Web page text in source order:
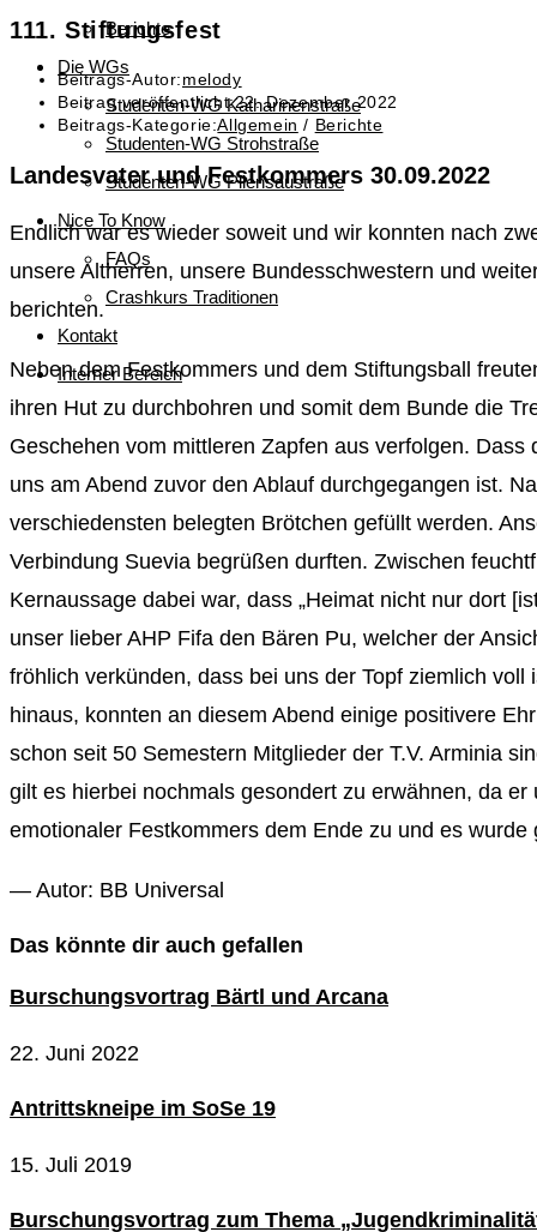
Berichte
Die WGs
Studenten-WG Katharinenstraße
Studenten-WG Strohstraße
Studenten-WG Pliensaustraße
Nice To Know
FAQs
Crashkurs Traditionen
Kontakt
Interner Bereich
111. Stiftungsfest
Beitrags-Autor:melody
Beitrag veröffentlicht:22. Dezember 2022
Beitrags-Kategorie:Allgemein / Berichte
Landesvater und Festkommers 30.09.2022
Endlich war es wieder soweit und wir konnten nach
unsere Altherren, unsere Bundesschwestern und
berichten.
Neben dem Festkommers und dem Stiftungsball
ihren Hut zu durchbohren und somit dem Bunde die
Geschehen vom mittleren Zapfen aus verfolgen.
uns am Abend zuvor den Ablauf durchgegangen ist.
verschiedensten belegten Brötchen gefüllt werden.
Verbindung Suevia begrüßen durften. Zwischen
Kernaussage dabei war, dass „Heimat nicht nur dort
unser lieber AHP Fifa den Bären Pu, welcher der
fröhlich verkünden, dass bei uns der Topf ziemlich
hinaus, konnten an diesem Abend einige positivere
schon seit 50 Semestern Mitglieder der T.V. Arminia
gilt es hierbei nochmals gesondert zu erwähnen, da
emotionaler Festkommers dem Ende zu und es
— Autor: BB Universal
Das könnte dir auch gefallen
Burschungsvortrag Bärtl und Arcana
22. Juni 2022
Antrittskneipe im SoSe 19
15. Juli 2019
Burschungsvortrag zum Thema